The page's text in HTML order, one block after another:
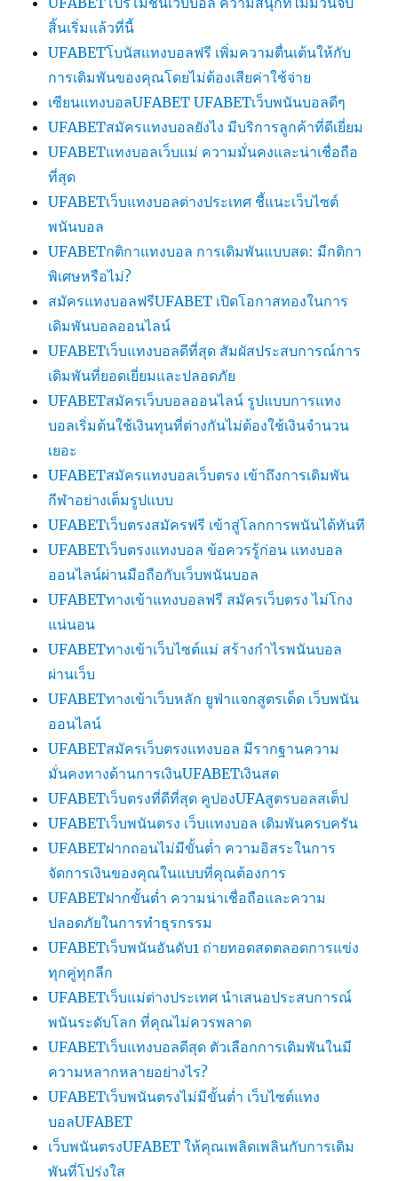
สิ้นเริ่มแล้วที่นี้
UFABETโบนัสแทงบอลฟรี เพิ่มความตื่นเต้นให้กับ
การเดิมพันของคุณโดยไม่ต้องเสียค่าใช้จ่าย
เซียนแทงบอลUFABET UFABETเว็บพนันบอลดีๆ
UFABETสมัครแทงบอลยังไง มีบริการลูกค้าที่ดีเยี่ยม
UFABETแทงบอลเว็บแม่ ความมั่นคงและน่าเชื่อถือ
ที่สุด
UFABETเว็บแทงบอลต่างประเทศ ชี้แนะเว็บไซต์
พนันบอล
UFABETกติกาแทงบอล การเดิมพันแบบสด: มีกติกา
พิเศษหรือไม่?
สมัครแทงบอลฟรีUFABET เปิดโอกาสทองในการ
เดิมพันบอลออนไลน์
UFABETเว็บแทงบอลดีที่สุด สัมผัสประสบการณ์การ
เดิมพันที่ยอดเยี่ยมและปลอดภัย
UFABETสมัครเว็บบอลออนไลน์ รูปแบบการแทง
บอลเริ่มต้นใช้เงินทุนที่ต่างกันไม่ต้องใช้เงินจำนวน
เยอะ
UFABETสมัครแทงบอลเว็บตรง เข้าถึงการเดิมพัน
กีฬาอย่างเต็มรูปแบบ
UFABETเว็บตรงสมัครฟรี เข้าสู่โลกการพนันได้ทันที
UFABETเว็บตรงแทงบอล ข้อควรรู้ก่อน แทงบอล
ออนไลน์ผ่านมือถือกับเว็บพนันบอล
UFABETทางเข้าแทงบอลฟรี สมัครเว็บตรง ไม่โกง
แน่นอน
UFABETทางเข้าเว็บไซต์แม่ สร้างกำไรพนันบอล
ผ่านเว็บ
UFABETทางเข้าเว็บหลัก ยูฟ่าแจกสูตรเด็ด เว็บพนัน
ออนไลน์
UFABETสมัครเว็บตรงแทงบอล มีรากฐานความ
มั่นคงทางด้านการเงินUFABETเงินสด
UFABETเว็บตรงที่ดีที่สุด คูปองUFAสูตรบอลสเต็ป
UFABETเว็บพนันตรง เว็บแทงบอล เดิมพันครบครัน
UFABETฝากถอนไม่มีขั้นต่ำ ความอิสระในการ
จัดการเงินของคุณในแบบที่คุณต้องการ
UFABETฝากขั้นต่ำ ความน่าเชื่อถือและความ
ปลอดภัยในการทำธุรกรรม
UFABETเว็บพนันอันดับ1 ถ่ายทอดสดตลอดการแข่ง
ทุกคู่ทุกลีก
UFABETเว็บแม่ต่างประเทศ นำเสนอประสบการณ์
พนันระดับโลก ที่คุณไม่ควรพลาด
UFABETเว็บแทงบอลดีสุด ตัวเลือกการเดิมพันในมี
ความหลากหลายอย่างไร?
UFABETเว็บพนันตรงไม่มีขั้นต่ำ เว็บไซต์แทง
บอลUFABET
เว็บพนันตรงUFABET ให้คุณเพลิดเพลินกับการเดิม
พันที่โปร่งใส